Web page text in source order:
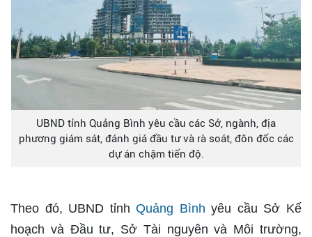
UBND tỉnh Quảng Bình yêu cầu các Sở, ngành, địa
phương giám sát, đánh giá đầu tư và rà soát, đôn đốc các
dự án chậm tiến độ.
Theo đó, UBND tỉnhQuảng Bình yêu cầu Sở Kế
hoạch và Đầu tư, Sở Tài nguyên và Môi trường,